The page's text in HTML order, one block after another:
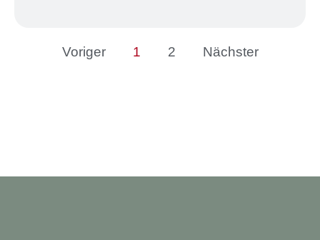
Voriger 1 2 Nächster